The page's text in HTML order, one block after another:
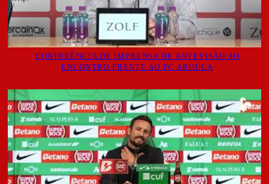
CONFERÊNCIA DE IMPRENSA DE ANTEVISÃO AO
ENCONTRO FRENTE AO FC AROUCA